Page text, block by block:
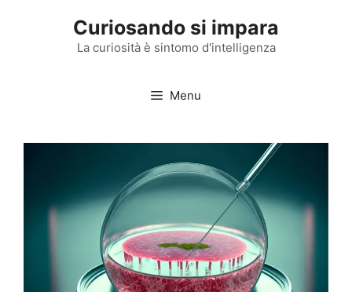
Curiosando si impara
La curiosità è sintomo d'intelligenza
Menu